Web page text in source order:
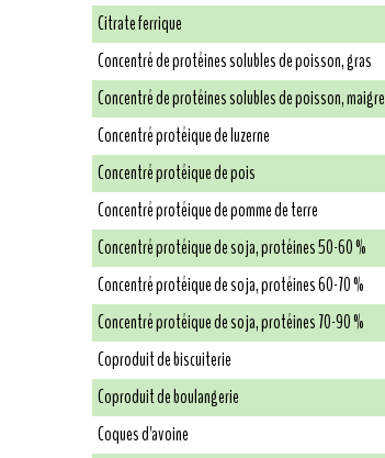
Citrate ferrique
Concentré de protéines solubles de poisson, gras
Concentré de protéines solubles de poisson, maigre
Concentré protéique de luzerne
Concentré protéique de pois
Concentré protéique de pomme de terre
Concentré protéique de soja, protéines 50-60 %
Concentré protéique de soja, protéines 60-70 %
Concentré protéique de soja, protéines 70-90 %
Coproduit de biscuiterie
Coproduit de boulangerie
Coques d'avoine